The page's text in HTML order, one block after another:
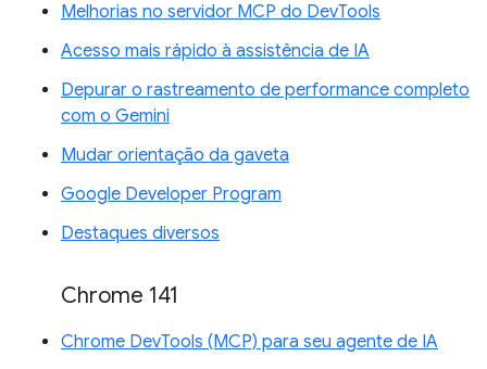
Melhorias no servidor MCP do DevTools
Acesso mais rápido à assistência de IA
Depurar o rastreamento de performance completo
com o Gemini
Mudar orientação da gaveta
Google Developer Program
Destaques diversos
Chrome 141
Chrome DevTools (MCP) para seu agente de IA